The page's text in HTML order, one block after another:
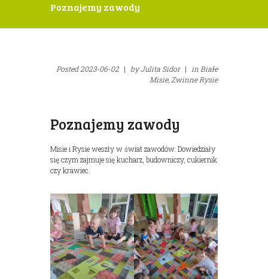
Poznajemy zawody
Posted2023-06-02 | byJulita Sidor | inBiałe
Misie,Zwinne Rysie
Poznajemy zawody
Misie i Rysie weszły w świat zawodów. Dowiedziały
się czym zajmuje się kucharz, budowniczy, cukiernik
czy krawiec.